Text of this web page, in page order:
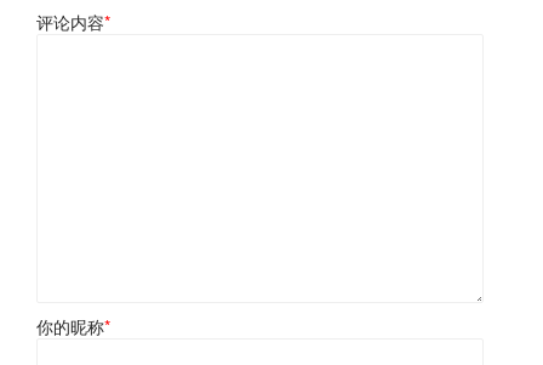
评论内容*
你的昵称*